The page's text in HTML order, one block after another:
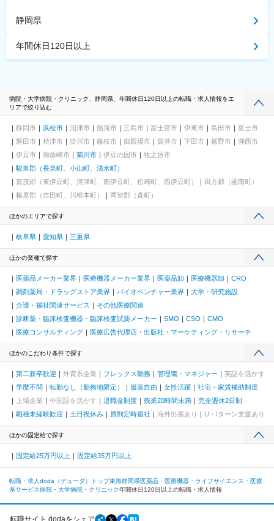
静岡県
年間休日120日以上
病院・大学病院・クリニック、静岡県、年間休日120日以上の転職・求人情報をエ
リアで絞り込む
静岡市 浜松市 沼津市 熱海市 三島市 富士宮市 伊東市 島田市
富士市
磐田市
焼津市 掛川市 藤枝市 御殿場市 袋井市 下田市 裾野市
湖西市
伊豆市
御前崎市 菊川市 伊豆の国市
牧之原市
駿東郡（長泉町、小山町、清水町）
賀茂郡（東伊豆町、河津町、南伊豆町、松崎町、西伊豆町）
田方郡（函南町）
榛原郡（吉田町、川根本町）
周智郡（森町）
ほかのエリアで探す
岐阜県 愛知県 三重県
ほかの業種で探す
医薬品メーカー業界 医療機器メーカー業界 医薬品卸 医療機器卸
CRO
調剤薬局・ドラッグストア業界
バイオベンチャー業界
大学・研究施設
介護・福祉関連サービス
その他医療関連
診断薬・臨床検査機器・臨床検査試薬メーカー
SMO CSO
CMO
医療コンサルティング
医療広告代理店・出版社・マーケティング・リサーチ
ほかのこだわり条件で探す
第二新卒歓迎 外資系企業 フレックス勤務 管理職・マネジャー
英語を活かす
学歴不問
転勤なし（勤務地限定） 服装自由 女性活躍
社宅・家賃補助制度
上場企業
中国語を活かす 退職金制度 残業20時間未満
完全週休2日制
職種未経験歓迎
土日祝休み 原則定時退社 海外出張あり U・Iターン支援あり
ほかの固定給で探す
固定給25万円以上 固定給35万円以上
転職・求人doda（デューダ）トップ東海静岡県医薬品・医療機器・ライフサイエンス・医療
系サービス病院・大学病院・クリニック年間休日120日以上の転職・求人情報
転職サイト dodaをシェア